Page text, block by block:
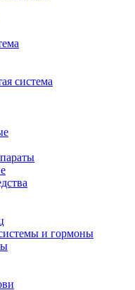
система
и гормоны